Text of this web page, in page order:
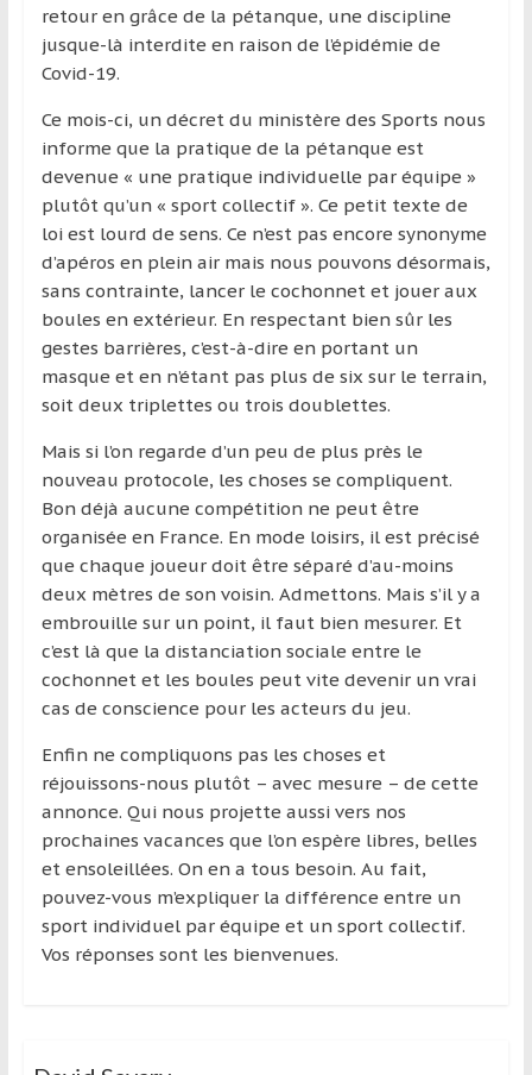
déplacent
en
France
l’étranger
pour
assouvir
leur
passion,
tout
en
profitant
de
découverte
culturelle
d’un
pays
d’une
région
retour en grâce de la pétanque, une discipline
jusque-là interdite en raison de l’épidémie de
Covid-19.
Ce mois-ci, un décret du ministère des Sports nous
informe que la pratique de la pétanque est
devenue « une pratique individuelle par équipe »
plutôt qu’un « sport collectif ». Ce petit texte de
loi est lourd de sens. Ce n’est pas encore synonyme
d’apéros en plein air mais nous pouvons désormais,
sans contrainte, lancer le cochonnet et jouer aux
boules en extérieur. En respectant bien sûr les
gestes barrières, c’est-à-dire en portant un
masque et en n’étant pas plus de six sur le terrain,
soit deux triplettes ou trois doublettes.
Mais si l’on regarde d’un peu de plus près le
nouveau protocole, les choses se compliquent.
Bon déjà aucune compétition ne peut être
organisée en France. En mode loisirs, il est précisé
que chaque joueur doit être séparé d’au-moins
deux mètres de son voisin. Admettons. Mais s’il y a
embrouille sur un point, il faut bien mesurer. Et
c’est là que la distanciation sociale entre le
cochonnet et les boules peut vite devenir un vrai
cas de conscience pour les acteurs du jeu.
Enfin ne compliquons pas les choses et
réjouissons-nous plutôt – avec mesure – de cette
annonce. Qui nous projette aussi vers nos
prochaines vacances que l’on espère libres, belles
et ensoleillées. On en a tous besoin. Au fait,
pouvez-vous m’expliquer la différence entre un
sport individuel par équipe et un sport collectif.
Vos réponses sont les bienvenues.